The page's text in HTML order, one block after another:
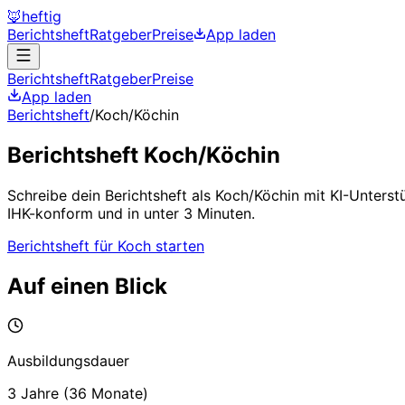
🦊heftig
BerichtsheftRatgeberPreise App laden
BerichtsheftRatgeberPreise
App laden
Berichtsheft/Koch/Köchin
Berichtsheft Koch/Köchin
Schreibe dein Berichtsheft als Koch/Köchin mit KI-
IHK-konform und in unter 3 Minuten.
Berichtsheft für Koch starten
Auf einen Blick
Ausbildungsdauer
3 Jahre (36 Monate)